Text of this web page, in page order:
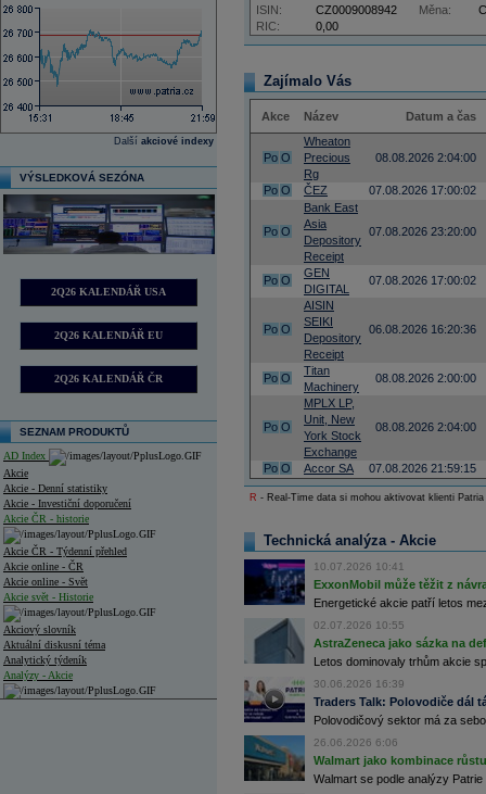
Další akciové indexy
VÝSLEDKOVÁ SEZÓNA
2Q26 KALENDÁŘ USA
2Q26 KALENDÁŘ EU
2Q26 KALENDÁŘ ČR
SEZNAM PRODUKTŮ
AD Index
Akcie
Akcie - Denní statistiky
Akcie - Investiční doporučení
Akcie ČR - historie
Akcie ČR - Týdenní přehled
Akcie online - ČR
Akcie online - Svět
Akcie svět - Historie
Akciový slovník
Aktuální diskusní téma
Analytický týdeník
Analýzy - Akcie
RIC: 0,00
ISIN: CZ0009008942 Měna:
Zajímalo Vás
Akce Název Datum a čas
Po O
Wheaton
Precious
Rg
08.08.2026 2:04:00
Po O ČEZ 07.08.2026 17:00:02
Po O
Bank East
Asia
Depository
Receipt
07.08.2026 23:20:00
Po O
GEN
DIGITAL
07.08.2026 17:00:02
Po O
AISIN
SEIKI
Depository
Receipt
06.08.2026 16:20:36
Po O
Titan
Machinery
08.08.2026 2:00:00
Po O
MPLX LP,
Unit, New
York Stock
Exchange
08.08.2026 2:04:00
Po O Accor SA 07.08.2026 21:59:15
R - Real-Time data si mohou aktivovat klienti
Technická analýza - Akcie
10.07.2026 10:41
ExxonMobil může těžit z
Energetické akcie patří letos
02.07.2026 10:55
AstraZeneca jako sázka na
Letos dominovaly trhům akcie
30.06.2026 16:39
Traders Talk: Polovodiče dál
Polovodičový sektor má za
26.06.2026 6:06
Walmart jako kombinace
Walmart se podle analýzy